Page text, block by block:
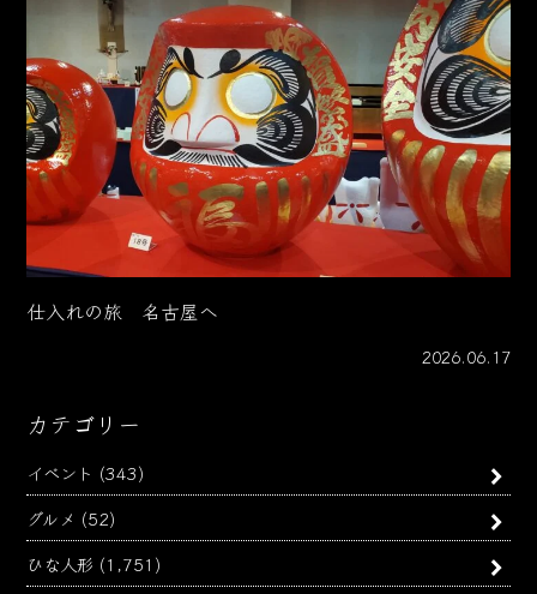
仕入れの旅 名古屋へ
2026.06.17
カテゴリー
イベント (343)
グルメ (52)
ひな人形 (1,751)